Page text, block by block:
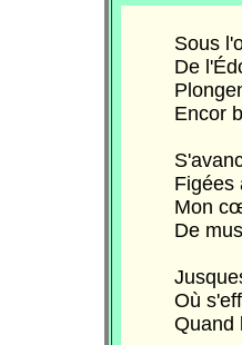
Sous
De
Plongent
Encor
S'avancer
Figées à
Mon cœur
De musc
Jusques
Où
Quand les